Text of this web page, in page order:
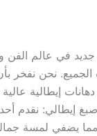
في عالم الفن
الجميع. نحن
إيطالية عالية
إيطالي: نقدم
مما يضفي لمسة